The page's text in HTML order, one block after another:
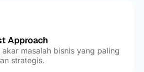
Approach
masalah bisnis yang paling
strategis.